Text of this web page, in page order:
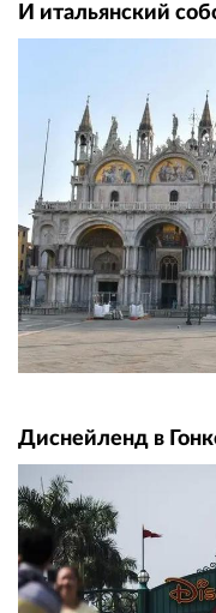
И итальянский
Диснейленд в